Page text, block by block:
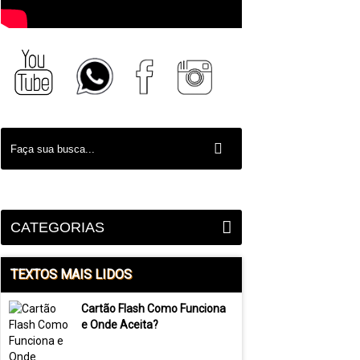
CATEGORIAS
TEXTOS MAIS LIDOS
Cartão Flash Como Funciona
e Onde Aceita?